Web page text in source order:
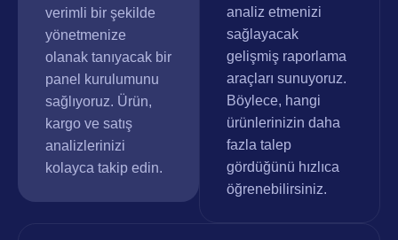
verimli bir şekilde
yönetmenize
olanak tanıyacak bir
panel kurulumunu
sağlıyoruz. Ürün,
kargo ve satış
analizlerinizi
kolayca takip edin.
analiz etmenizi
sağlayacak
gelişmiş raporlama
araçları sunuyoruz.
Böylece, hangi
ürünlerinizin daha
fazla talep
gördüğünü hızlıca
öğrenebilirsiniz.